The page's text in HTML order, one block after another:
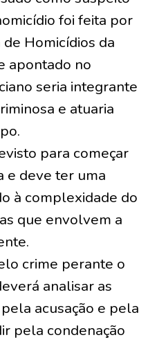
foi feita por
Homicídios da
apontado no
seria integrante
e atuaria
para começar
e deve ter uma
à complexidade do
que envolvem a
crime perante o
analisar as
acusação e pela
pela condenação